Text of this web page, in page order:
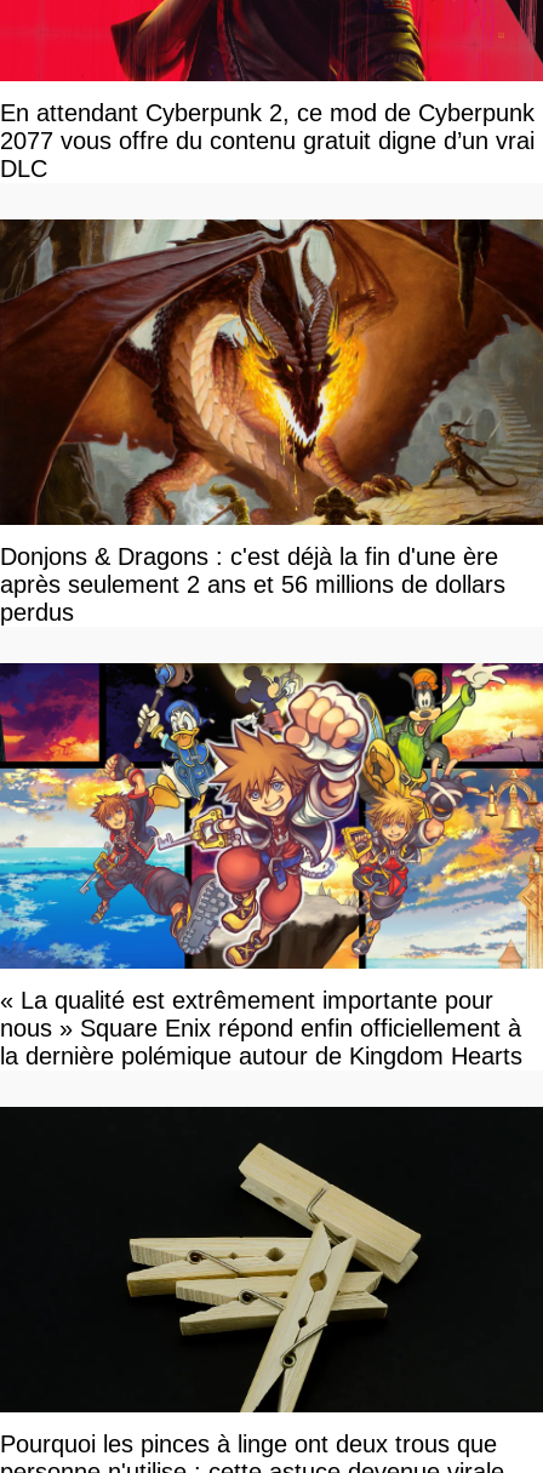
En attendant Cyberpunk 2, ce mod de Cyberpunk
2077 vous offre du contenu gratuit digne d’un vrai
DLC
Donjons & Dragons : c'est déjà la fin d'une ère
après seulement 2 ans et 56 millions de dollars
perdus
« La qualité est extrêmement importante pour
nous » Square Enix répond enfin officiellement à
la dernière polémique autour de Kingdom Hearts
Pourquoi les pinces à linge ont deux trous que